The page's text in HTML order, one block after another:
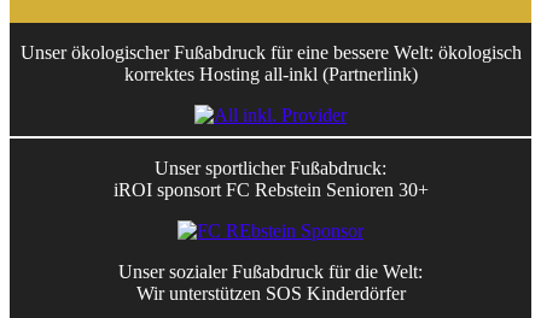
Unser ökologischer Fußabdruck für eine bessere Welt: ökologisch
korrektes Hosting all-inkl (Partnerlink)
Unser sportlicher Fußabdruck:
iROI sponsort FC Rebstein Senioren 30+
Unser sozialer Fußabdruck für die Welt:
Wir unterstützen SOS Kinderdörfer